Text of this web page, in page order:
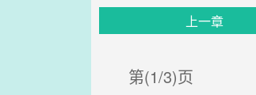
上一章
第(1/3)页